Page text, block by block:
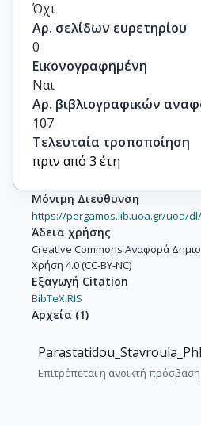
Όχι
Αρ. σελίδων ευρετηρίου
0
Εικονογραφημένη
Ναι
Αρ. βιβλιογραφικών
107
Τελευταία τροποποίηση
πριν από 3 έτη
Μόνιμη Διεύθυνση
https://pergamos.lib.uoa.gr/uoa/
Άδεια χρήσης
Creative Commons Αναφορά
Χρήση 4.0 (CC-BY-NC)
Εξαγωγή Citation
BibTeX,RIS
Αρχεία (1)
Επιτρέπεται η ανοικτή πρόσβαση